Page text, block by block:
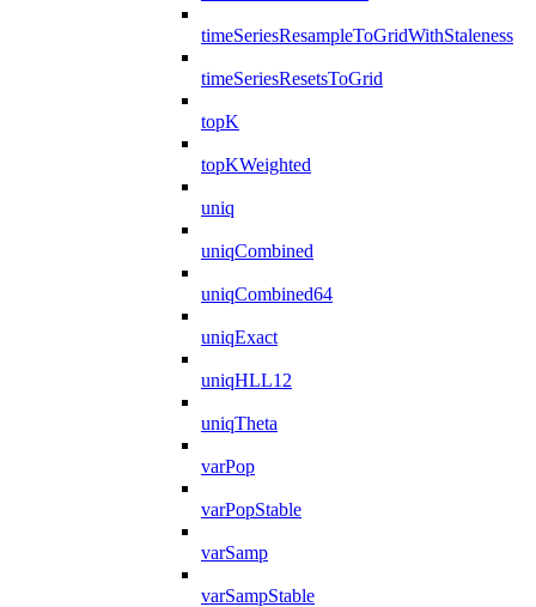
timeSeriesResampleToGridWithStaleness
timeSeriesResetsToGrid
topK
topKWeighted
uniq
uniqCombined
uniqCombined64
uniqExact
uniqHLL12
uniqTheta
varPop
varPopStable
varSamp
varSampStable